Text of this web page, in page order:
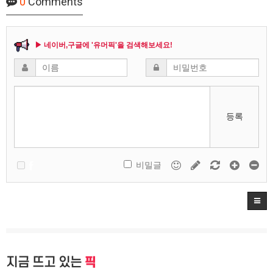
▶ 네이버,구글에 '유머픽'을 검색해보세요!
등록
비밀글
지금 뜨고 있는 픽